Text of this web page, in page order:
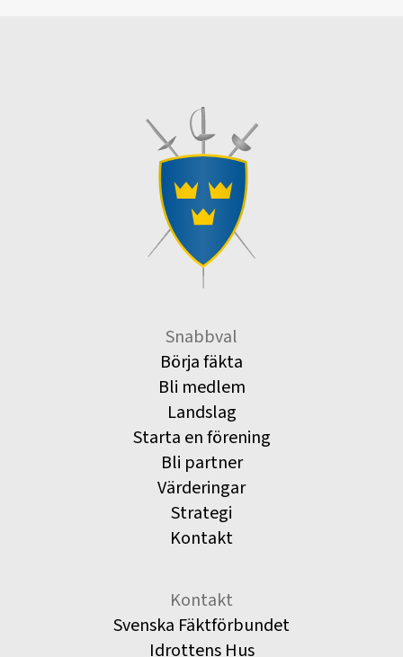
Snabbval
Börja fäkta
Bli medlem
Landslag
Starta en förening
Bli partner
Värderingar
Strategi
Kontakt
Kontakt
Svenska Fäktförbundet
Idrottens Hus